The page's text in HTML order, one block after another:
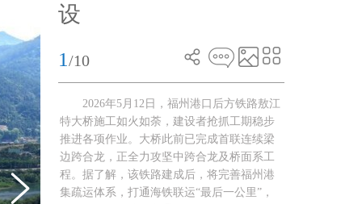
设
1 /10
2026年5月12日，福州港口后方铁路敖江
特大桥施工如火如荼，建设者抢抓工期稳步
推进各项作业。大桥此前已完成首联连续梁
边跨合龙，正全力攻坚中跨合龙及桥面系工
程。据了解，该铁路建成后，将完善福州港
集疏运体系，打通海铁联运“最后一公里”，